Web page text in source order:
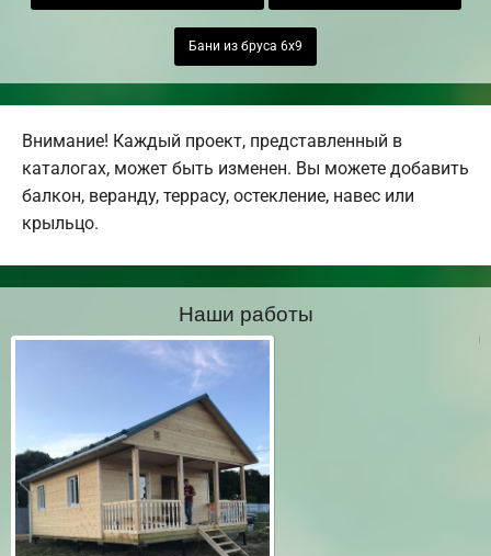
Бани из бруса 6х9
Внимание! Каждый проект, представленный в
каталогах, может быть изменен. Вы можете добавить
балкон, веранду, террасу, остекление, навес или
крыльцо.
Наши работы